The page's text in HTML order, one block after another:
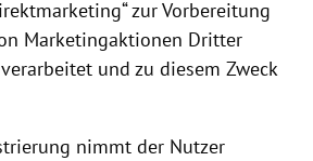
zur Vorbereitung
Marketingaktionen Dritter
und zu diesem Zweck
nimmt der Nutzer